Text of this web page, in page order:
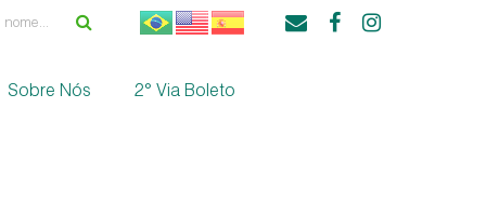
2° Via Boleto
Sobre Nós